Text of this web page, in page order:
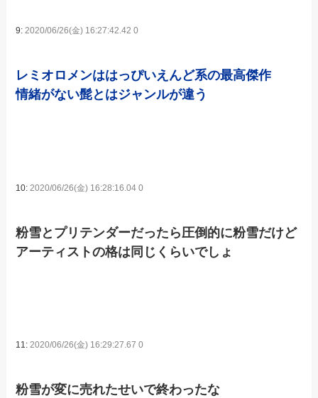
9:2020/06/26(金) 16:27:42.42 0
レミオロメンははっぴいえんど系の最高傑作
情緒がない髭とはジャンルが違う
10: 2020/06/26(金) 16:28:16.04 0
粉雪とプリテンダーだったら圧倒的に粉雪だけど
アーティストの格は同じくらいでしょ
11:2020/06/26(金) 16:29:27.67 0
粉雪が変に売れたせいで終わったな